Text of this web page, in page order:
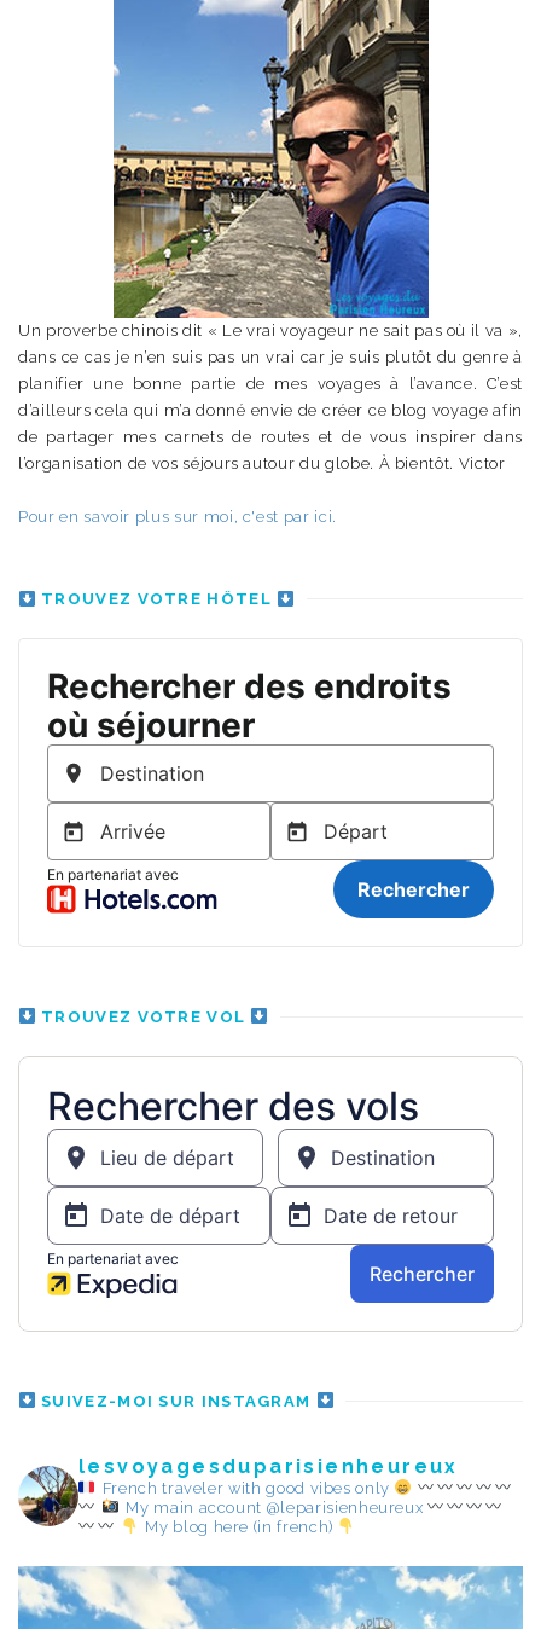
Un proverbe chinois dit « Le vrai voyageur ne sait pas où il va »,
dans ce cas je n’en suis pas un vrai car je suis plutôt du genre à
planifier une bonne partie de mes voyages à l’avance. C’est
d’ailleurs cela qui m’a donné envie de créer ce blog voyage afin
de partager mes carnets de routes et de vous inspirer dans
l’organisation de vos séjours autour du globe. À bientôt. Victor
Pour en savoir plus sur moi, c'est par ici.
TROUVEZ VOTRE HÔTEL
TROUVEZ VOTRE VOL
SUIVEZ-MOI SUR INSTAGRAM
lesvoyagesduparisienheureux
French traveler with good vibes only
My main account @leparisienheureux
My blog here (in french)